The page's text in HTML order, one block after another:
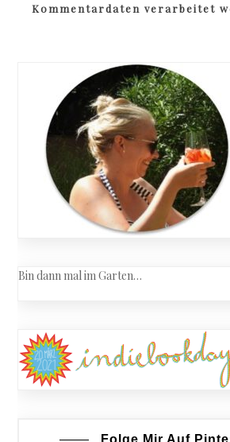
Kommentardaten verarbeitet
Bin dann mal im Garten…
Folge Mir Auf